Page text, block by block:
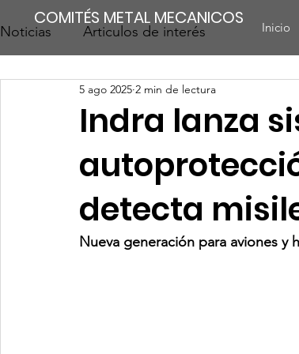
COMITÉS METAL MECANICOS Inicio
Noticias Articulos de interés
Indra lanza
detecta
5 ago 2025 2 min de lectura
Nueva generación para aviones